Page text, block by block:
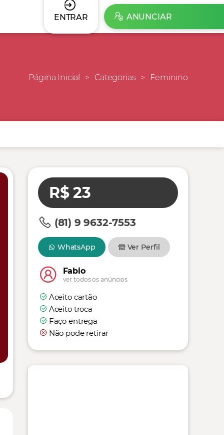
ENTRAR ANUNCIAR
Página Inicial Categorias Feminino
R$ 23
(81) 9 9632-7553
WhatsApp Ver Perfil
Fabio
ver todos os anúncios
Aceito cartão
Aceito troca
Faço entrega
Não pode retirar